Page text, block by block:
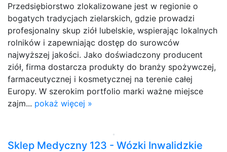
Przedsiębiorstwo zlokalizowane jest w regionie o
bogatych tradycjach zielarskich, gdzie prowadzi
profesjonalny skup ziół lubelskie, wspierając lokalnych
rolników i zapewniając dostęp do surowców
najwyższej jakości. Jako doświadczony producent
ziół, firma dostarcza produkty do branży spożywczej,
farmaceutycznej i kosmetycznej na terenie całej
Europy. W szerokim portfolio marki ważne miejsce
zajm... pokaż więcej »
Sklep Medyczny 123 - Wózki Inwalidzkie